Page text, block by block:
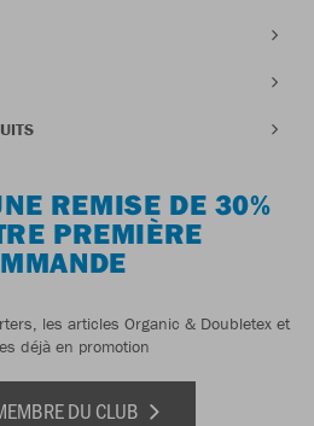
REMISE DE 30%
PREMIÈRE
les articles Organic & Doubletex et
déjà en promotion
DU CLUB